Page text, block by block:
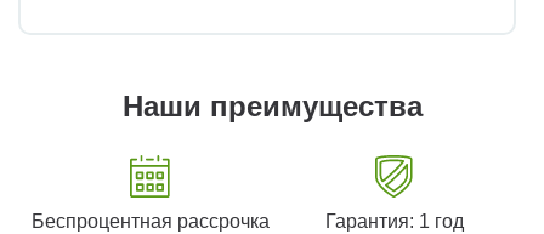
Наши преимущества
Беспроцентная рассрочка
Гарантия: 1 год